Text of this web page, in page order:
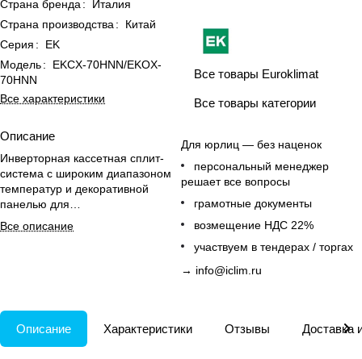
Страна бренда :
Италия
Страна производства :
Китай
Серия :
EK
Модель:
EKCX-70HNN/EKOX-
70HNN
Все характеристики
Описание
Инверторная кассетная сплит-
система с широким диапазоном
температур и декоративной
панелью для
энергоэффективного климата в
помещениях до 70 м².
Все описание
Все товары Euroklimat
Все товары категории
Для юрлиц — без наценок
персональный менеджер
решает все вопросы
грамотные документы
возмещение НДС 22%
участвуем в тендерах / торгах
→ info@iclim.ru
Описание Характеристики Отзывы Доставка